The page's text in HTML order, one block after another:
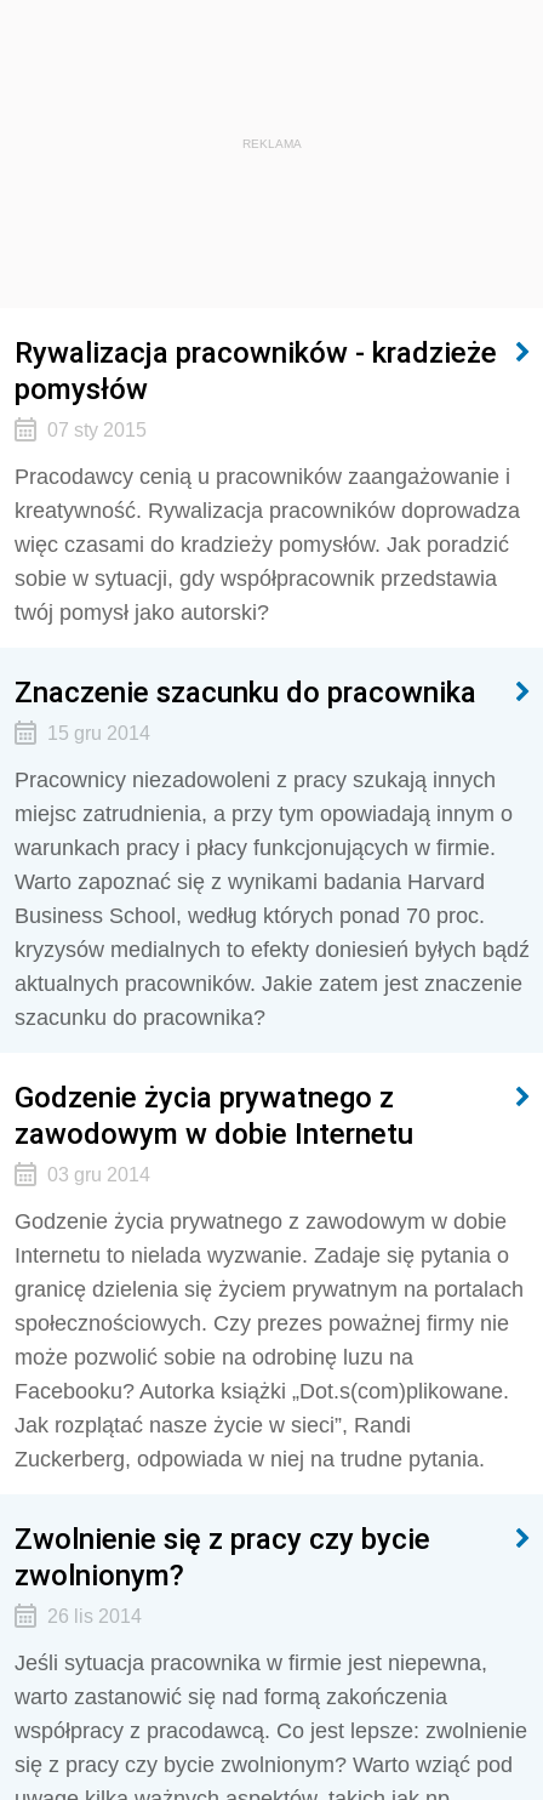
REKLAMA
Rywalizacja pracowników - kradzieże
pomysłów
07 sty 2015
Pracodawcy cenią u pracowników zaangażowanie i
kreatywność. Rywalizacja pracowników doprowadza
więc czasami do kradzieży pomysłów. Jak poradzić
sobie w sytuacji, gdy współpracownik przedstawia
twój pomysł jako autorski?
Znaczenie szacunku do pracownika
15 gru 2014
Pracownicy niezadowoleni z pracy szukają innych
miejsc zatrudnienia, a przy tym opowiadają innym o
warunkach pracy i płacy funkcjonujących w firmie.
Warto zapoznać się z wynikami badania Harvard
Business School, według których ponad 70 proc.
kryzysów medialnych to efekty doniesień byłych bądź
aktualnych pracowników. Jakie zatem jest znaczenie
szacunku do pracownika?
Godzenie życia prywatnego z
zawodowym w dobie Internetu
03 gru 2014
Godzenie życia prywatnego z zawodowym w dobie
Internetu to nielada wyzwanie. Zadaje się pytania o
granicę dzielenia się życiem prywatnym na portalach
społecznościowych. Czy prezes poważnej firmy nie
może pozwolić sobie na odrobinę luzu na
Facebooku? Autorka książki „Dot.s(com)plikowane.
Jak rozplątać nasze życie w sieci”, Randi
Zuckerberg, odpowiada w niej na trudne pytania.
Zwolnienie się z pracy czy bycie
zwolnionym?
26 lis 2014
Jeśli sytuacja pracownika w firmie jest niepewna,
warto zastanowić się nad formą zakończenia
współpracy z pracodawcą. Co jest lepsze: zwolnienie
się z pracy czy bycie zwolnionym? Warto wziąć pod